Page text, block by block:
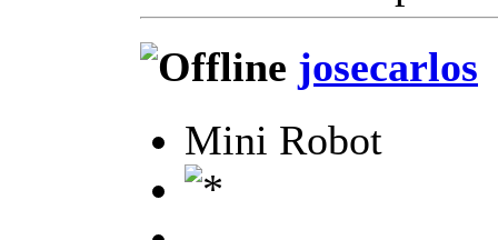
josecarlos
Mini Robot